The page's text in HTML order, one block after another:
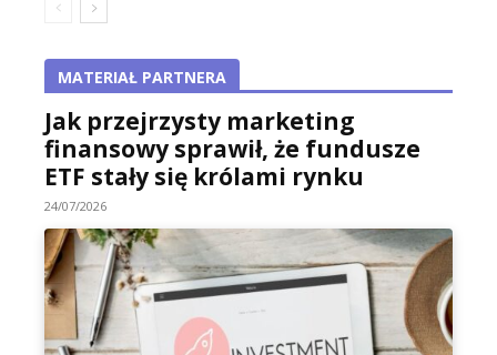
MATERIAŁ PARTNERA
Jak przejrzysty marketing
finansowy sprawił, że fundusze
ETF stały się królami rynku
24/07/2026